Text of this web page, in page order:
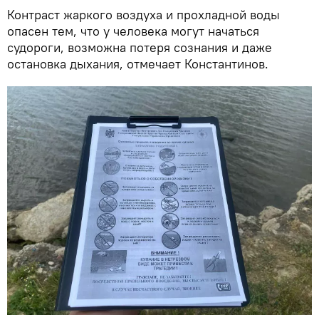
Контраст жаркого воздуха и прохладной воды
опасен тем, что у человека могут начаться
судороги, возможна потеря сознания и даже
остановка дыхания, отмечает Константинов.